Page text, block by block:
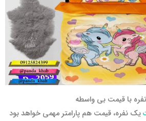
با قیمت بی واسطه
یک نفره، قیمت هم پارامتر مهمی خواهد بود